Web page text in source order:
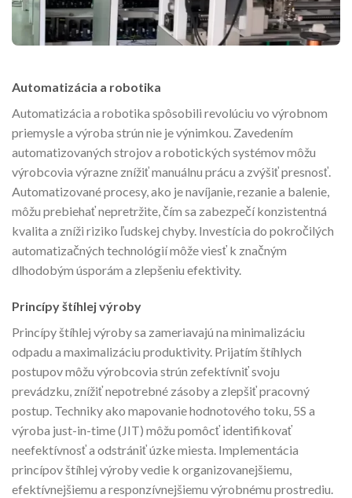
Automatizácia a robotika
Automatizácia a robotika spôsobili revolúciu vo výrobnom
priemysle a výroba strún nie je výnimkou. Zavedením
automatizovaných strojov a robotických systémov môžu
výrobcovia výrazne znížiť manuálnu prácu a zvýšiť presnosť.
Automatizované procesy, ako je navíjanie, rezanie a balenie,
môžu prebiehať nepretržite, čím sa zabezpečí konzistentná
kvalita a zníži riziko ľudskej chyby. Investícia do pokročilých
automatizačných technológií môže viesť k značným
dlhodobým úsporám a zlepšeniu efektivity.
Princípy štíhlej výroby
Princípy štíhlej výroby sa zameriavajú na minimalizáciu
odpadu a maximalizáciu produktivity. Prijatím štíhlych
postupov môžu výrobcovia strún zefektívniť svoju
prevádzku, znížiť nepotrebné zásoby a zlepšiť pracovný
postup. Techniky ako mapovanie hodnotového toku, 5S a
výroba just-in-time (JIT) môžu pomôcť identifikovať
neefektívnosť a odstrániť úzke miesta. Implementácia
princípov štíhlej výroby vedie k organizovanejšiemu,
efektívnejšiemu a responzívnejšiemu výrobnému prostrediu.